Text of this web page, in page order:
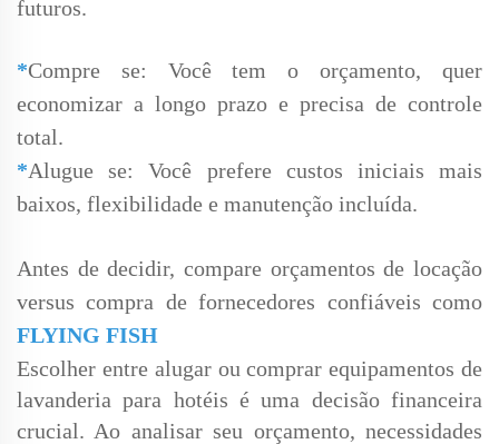
futuros.
*Compre se: Você tem o orçamento, quer
economizar a longo prazo e precisa de controle
total.
*Alugue se: Você prefere custos iniciais mais
baixos, flexibilidade e manutenção incluída.
Antes de decidir, compare orçamentos de locação
versus compra de fornecedores confiáveis como
FLYING FISH
Escolher entre alugar ou comprar equipamentos de
lavanderia para hotéis é uma decisão financeira
crucial. Ao analisar seu orçamento, necessidades